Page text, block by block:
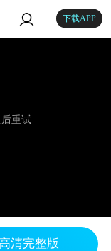
下载APP
重试
清完整版